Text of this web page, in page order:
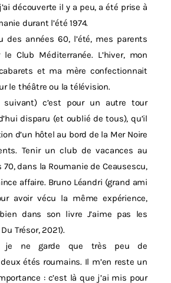
découverte il y a peu, a été prise à
durant l’été 1974.
années 60, l’été, mes parents
Club Méditerranée. L’hiver, mon
et ma mère confectionnait
le théâtre ou la télévision.
suivant) c’est pour un autre tour
disparu (et oublié de tous), qu’il
d’un hôtel au bord de la Mer Noire
Tenir un club de vacances au
dans la Roumanie de Ceausescu,
affaire. Bruno Léandri (grand ami
avoir vécu la même expérience,
dans son livre J’aime pas les
Trésor, 2021).
je ne garde que très peu de
étés roumains. Il m’en reste un
: c’est là que j’ai mis pour